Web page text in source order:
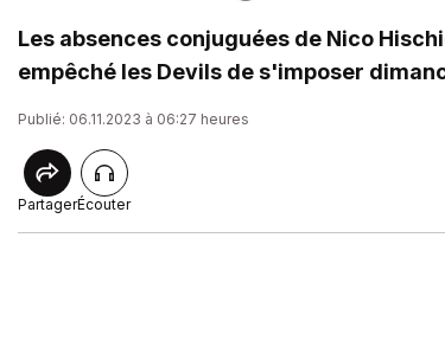
Les absences conjuguées de Nico
empêché les Devils de s'imposer
Publié: 06.11.2023 à 06:27 heures
PartagerÉcouter